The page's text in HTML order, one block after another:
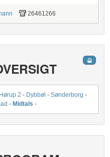
26461266
Hørup 2 - Dybbøl-Sønderborg-
- Midtals -